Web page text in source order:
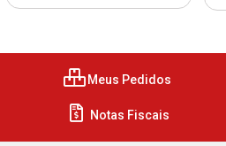
Meus Pedidos
Notas Fiscais